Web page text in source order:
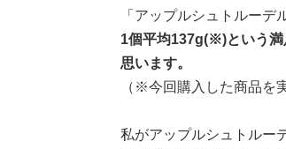
「アップルシュトルーデ
1個平均137g(※)という満
思います。
（※今回購入した商品を
私がアップルシュトルー